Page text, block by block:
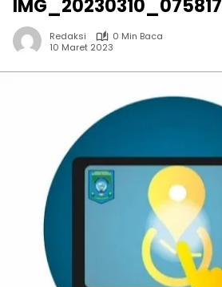
IMG_20230310_075817
Redaksi
0 Min Baca
10 Maret 2023